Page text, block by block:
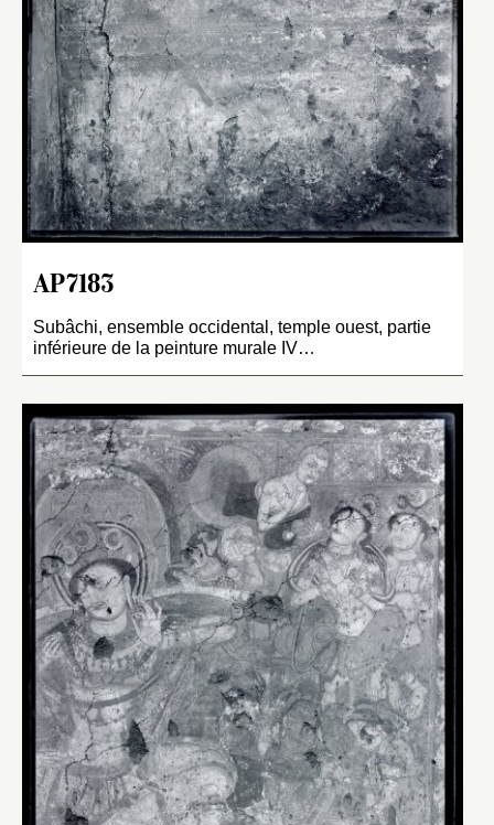
AP7183
Subâchi, ensemble occidental, temple ouest, partie
inférieure de la peinture murale IV…